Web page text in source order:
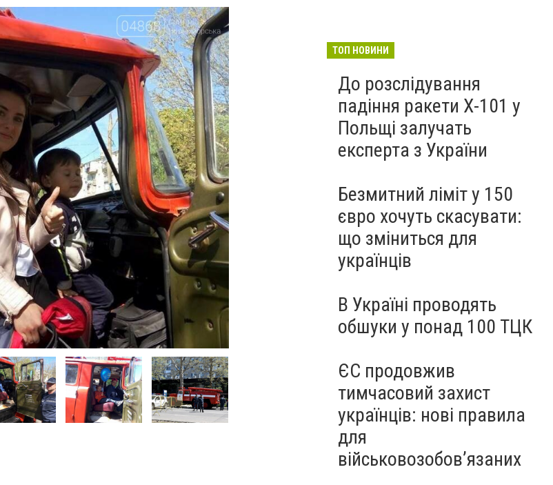
ТОП НОВИНИ
До розслідування
падіння ракети Х-101 у
Польщі залучать
експерта з України
Безмитний ліміт у 150
євро хочуть скасувати:
що зміниться для
українців
В Україні проводять
обшуки у понад 100 ТЦК
ЄС продовжив
тимчасовий захист
українців: нові правила
для
військовозобов’язаних